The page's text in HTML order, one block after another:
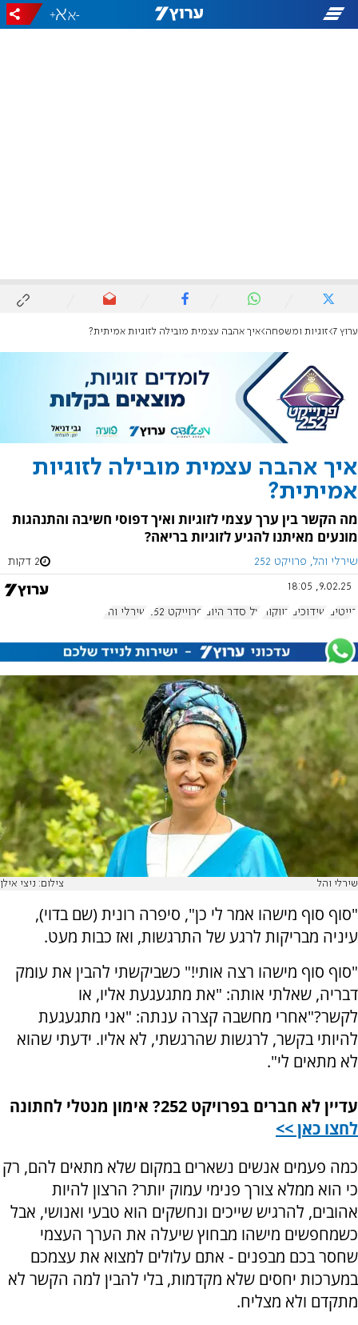
-
+
ערוץ 7 זוגיות ומשפחה איך אהבה עצמית מובילה לזוגיות אמיתית?
איך אהבה עצמית מובילה לזוגיות
אמיתית?
מה הקשר בין ערך עצמי לזוגיות ואיך דפוסי חשיבה והתנהגות
מונעים מאיתנו להגיע לזוגיות בריאה?
שירלי והל, פרויקט 252 2 דקות
9.02.25, 18:05
דייטים שידוכים רווקות על סדר היום פרוייקט 252 שירלי והל
שירלי והל צילום: ניצי אילן
"סוף סוף מישהו אמר לי כן", סיפרה רונית (שם בדוי),
עיניה מבריקות לרגע של התרגשות, ואז כבות מעט.
"סוף סוף מישהו רצה אותי!" כשביקשתי להבין את עומק
דבריה, שאלתי אותה: "את מתגעגעת אליו, או
לקשר?"אחרי מחשבה קצרה ענתה: "אני מתגעגעת
להיותי בקשר, לרגשות שהרגשתי, לא אליו. ידעתי שהוא
לא מתאים לי".
עדיין לא חברים בפרויקט 252? אימון מנטלי לחתונה
לחצו כאן >>
כמה פעמים אנשים נשארים במקום שלא מתאים להם, רק
כי הוא ממלא צורך פנימי עמוק יותר? הרצון להיות
אהובים, להרגיש שייכים ונחשקים הוא טבעי ואנושי, אבל
כשמחפשים מישהו מבחוץ שיעלה את הערך העצמי
שחסר בכם מבפנים - אתם עלולים למצוא את עצמכם
במערכות יחסים שלא מקדמות, בלי להבין למה הקשר לא
מתקדם ולא מצליח.